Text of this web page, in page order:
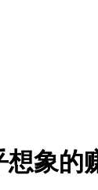
想象的